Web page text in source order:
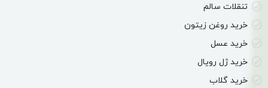
تنقلات سالم
خرید روغن زیتون
خرید عسل
خرید ژل رویال
خرید گلاب